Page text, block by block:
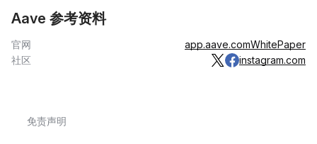
Aave 参考资料
官网 app.aave.comWhitePaper
社区
instagram.com
免责声明